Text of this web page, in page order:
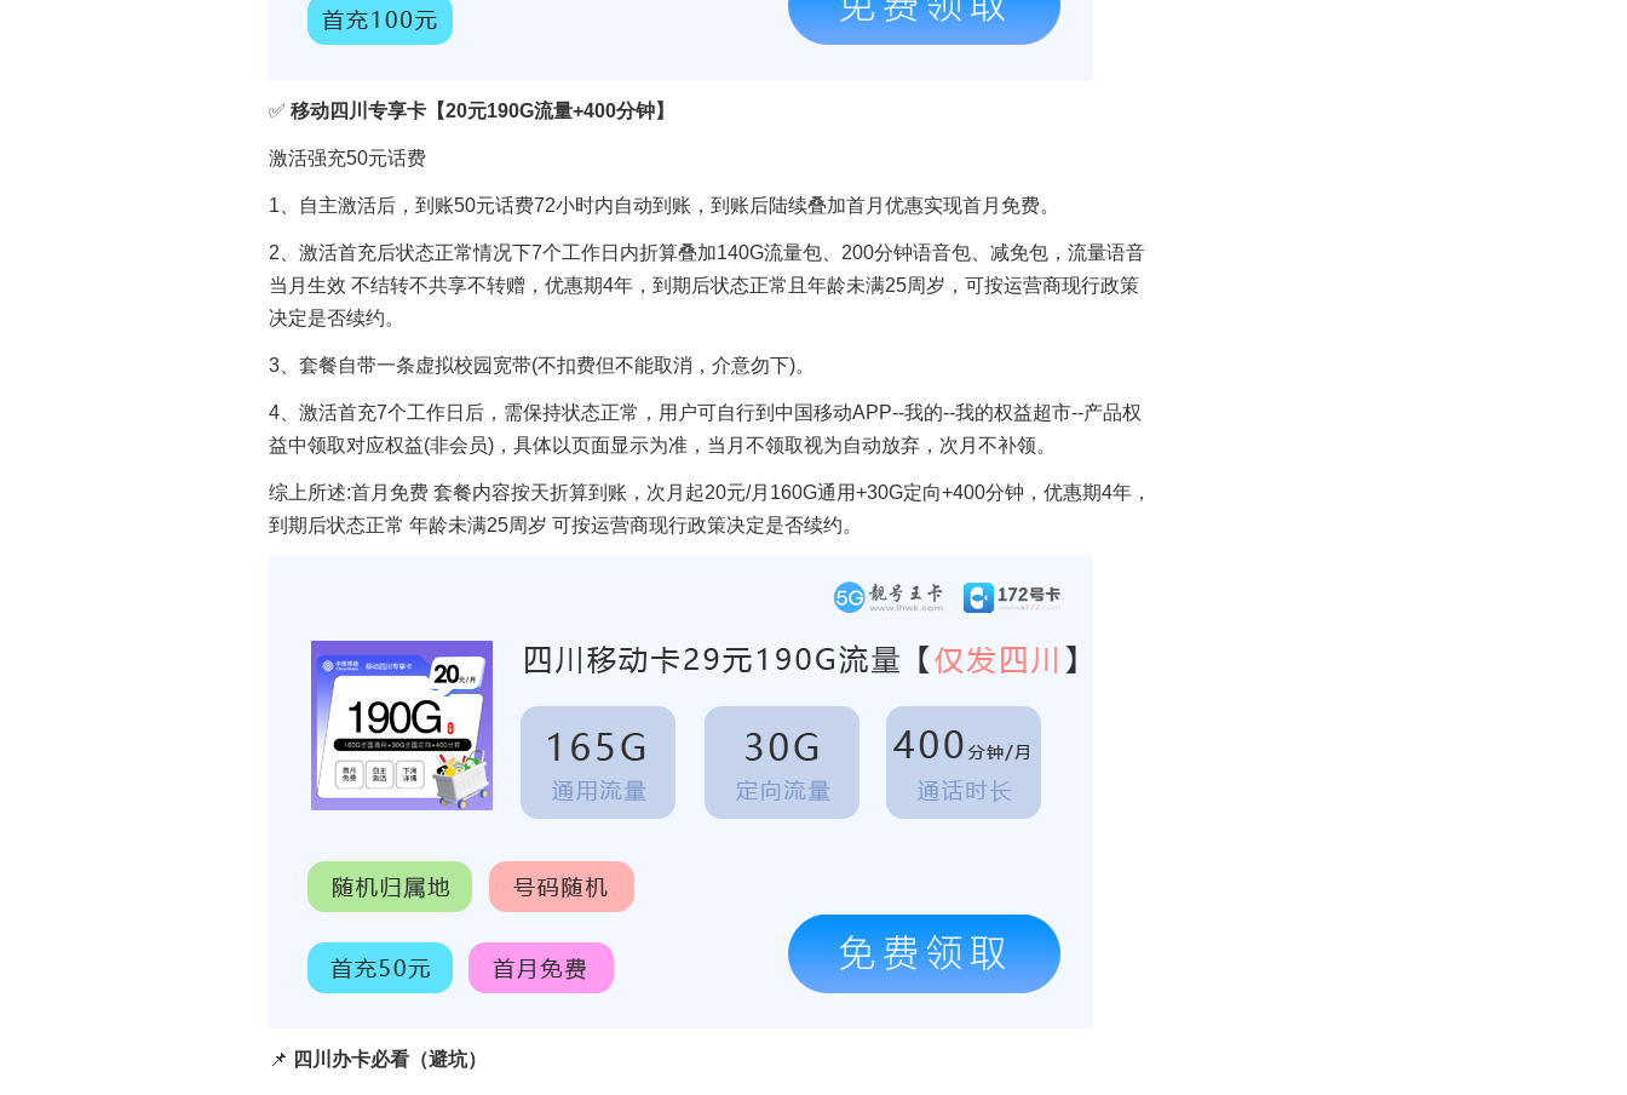
✅ 移动四川专享卡【20元190G流量+400分钟】
激活强充50元话费
1、自主激活后，到账50元话费72小时内自动到账，到账后陆续叠加首月优惠实现首月免费。
2、激活首充后状态正常情况下7个工作日内折算叠加140G流量包、200分钟语音包、减免包，流量语音
当月生效 不结转不共享不转赠，优惠期4年，到期后状态正常且年龄未满25周岁，可按运营商现行政策
决定是否续约。
3、套餐自带一条虚拟校园宽带(不扣费但不能取消，介意勿下)。
4、激活首充7个工作日后，需保持状态正常，用户可自行到中国移动APP--我的--我的权益超市--产品权
益中领取对应权益(非会员)，具体以页面显示为准，当月不领取视为自动放弃，次月不补领。
综上所述:首月免费 套餐内容按天折算到账，次月起20元/月160G通用+30G定向+400分钟，优惠期4年，
到期后状态正常 年龄未满25周岁 可按运营商现行政策决定是否续约。
📌 四川办卡必看（避坑）